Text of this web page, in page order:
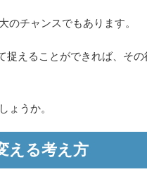
のチャンスでもあります。
捉えることができれば、その
ょうか。
える考え方